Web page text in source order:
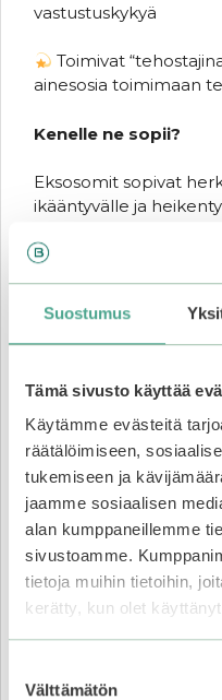
Suostumus
Tämä sivusto käyttää
Käytämme evästeitä
räätälöimiseen,
tukemiseen ja
jaamme sosiaalisen
alan kumppaneillemme
sivustoamme.
tietoja muihin tietoihin,
kerätty, kun olet
valinta
Välttämätön
vastustuskykyä
Toimivat
ainesosia toimimaan
Kenelle ne sopii?
Eksosomit sopivat
ikääntyvälle ja
Medicube
Shot 2000